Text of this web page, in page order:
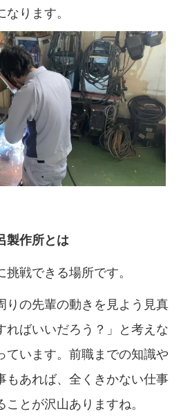
ります。
製作所とは
戦できる場所です。
りの先輩の動きを見よう見真
ればいいだろう？」と考えな
ています。前職までの知識や
もあれば、全くきかない仕事
とが沢山ありますね。